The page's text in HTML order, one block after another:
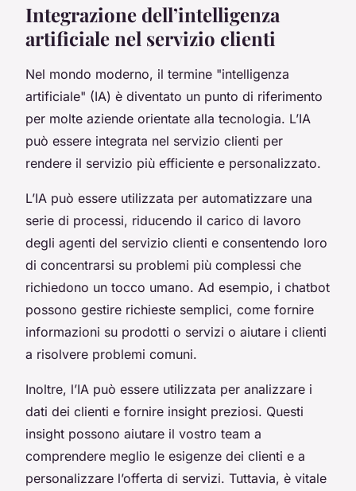
Integrazione dell’intelligenza
artificiale nel servizio clienti
Nel mondo moderno, il termine "intelligenza
artificiale" (IA) è diventato un punto di riferimento
per molte aziende orientate alla tecnologia. L’IA
può essere integrata nel servizio clienti per
rendere il servizio più efficiente e personalizzato.
L’IA può essere utilizzata per automatizzare una
serie di processi, riducendo il carico di lavoro
degli agenti del servizio clienti e consentendo loro
di concentrarsi su problemi più complessi che
richiedono un tocco umano. Ad esempio, i chatbot
possono gestire richieste semplici, come fornire
informazioni su prodotti o servizi o aiutare i clienti
a risolvere problemi comuni.
Inoltre, l’IA può essere utilizzata per analizzare i
dati dei clienti e fornire insight preziosi. Questi
insight possono aiutare il vostro team a
comprendere meglio le esigenze dei clienti e a
personalizzare l’offerta di servizi. Tuttavia, è vitale